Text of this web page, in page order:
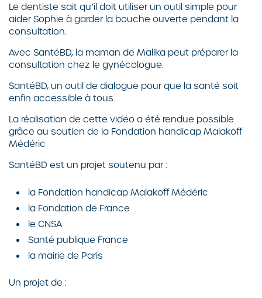
Le dentiste sait qu’il doit utiliser un outil simple pour
aider Sophie à garder la bouche ouverte pendant la
consultation.
Avec SantéBD, la maman de Malika peut préparer la
consultation chez le gynécologue.
SantéBD, un outil de dialogue pour que la santé soit
enfin accessible à tous.
La réalisation de cette vidéo a été rendue possible
grâce au soutien de la Fondation handicap Malakoff
Médéric
SantéBD est un projet soutenu par :
la Fondation handicap Malakoff Médéric
la Fondation de France
le CNSA
Santé publique France
la mairie de Paris
Un projet de :